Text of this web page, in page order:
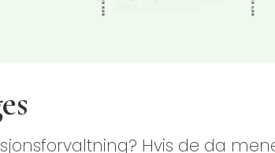
Hvis de da